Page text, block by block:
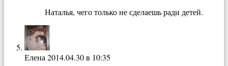
Наталья, чего только не сделаешь ради детей.
Елена 2014.04.30 в 10:35